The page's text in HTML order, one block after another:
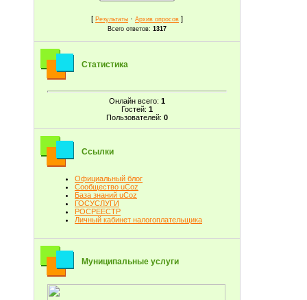
[ Результаты · Архив опросов ]
Всего ответов: 1317
Статистика
Онлайн всего: 1
Гостей: 1
Пользователей: 0
Ссылки
Официальный блог
Сообщество uCoz
База знаний uCoz
ГОСУСЛУГИ
РОСРЕЕСТР
Личный кабинет налогоплательщика
Муниципальные услуги